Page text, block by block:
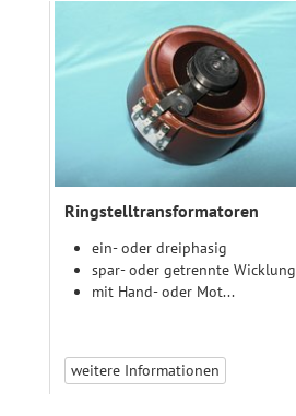
Ringstelltransformatoren
ein- oder dreiphasig
spar- oder getrennte Wicklung
mit Hand- oder Mot...
weitere Informationen